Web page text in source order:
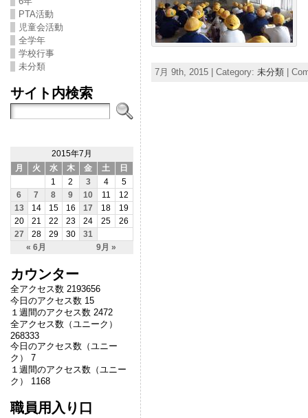
PTA活動
児童会活動
全学年
学校行事
未分類
サイト内検索
2015年7月
月
火 水 木 金 土 日
« 6月 9月 »
1 2 3 4
5
6
7 8 9 10 11
12
13
14 15 16 17 18
19
20
21 22 23 24 25
26
27
28 29 30 31
カウンター
全アクセス数 2193656
今日のアクセス数 15
１週間のアクセス数 2472
全アクセス数（ユニーク）
268333
今日のアクセス数（ユニー
ク） 7
１週間のアクセス数（ユニー
ク） 1168
職員用入り口
7月 9th, 2015 | Category: 未分類|